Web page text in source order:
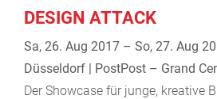
DESIGN ATTACK
Sa, 26. Aug 2017 – So, 27. Aug
Düsseldorf | PostPost – Grand
Der Showcase für junge, kreative